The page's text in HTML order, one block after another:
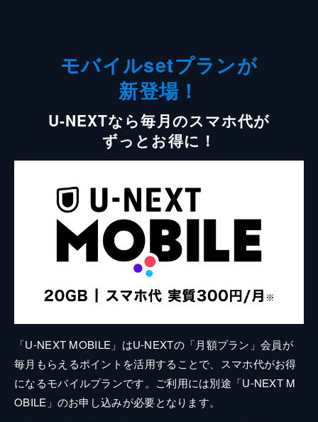
モバイルsetプランが
新登場！
U-NEXTなら毎月のスマホ代が
ずっとお得に！
「U-NEXT MOBILE」はU-NEXTの「月額プラン」会員が
毎月もらえるポイントを活用することで、スマホ代がお得
になるモバイルプランです。ご利用には別途「U-NEXT M
OBILE」のお申し込みが必要となります。